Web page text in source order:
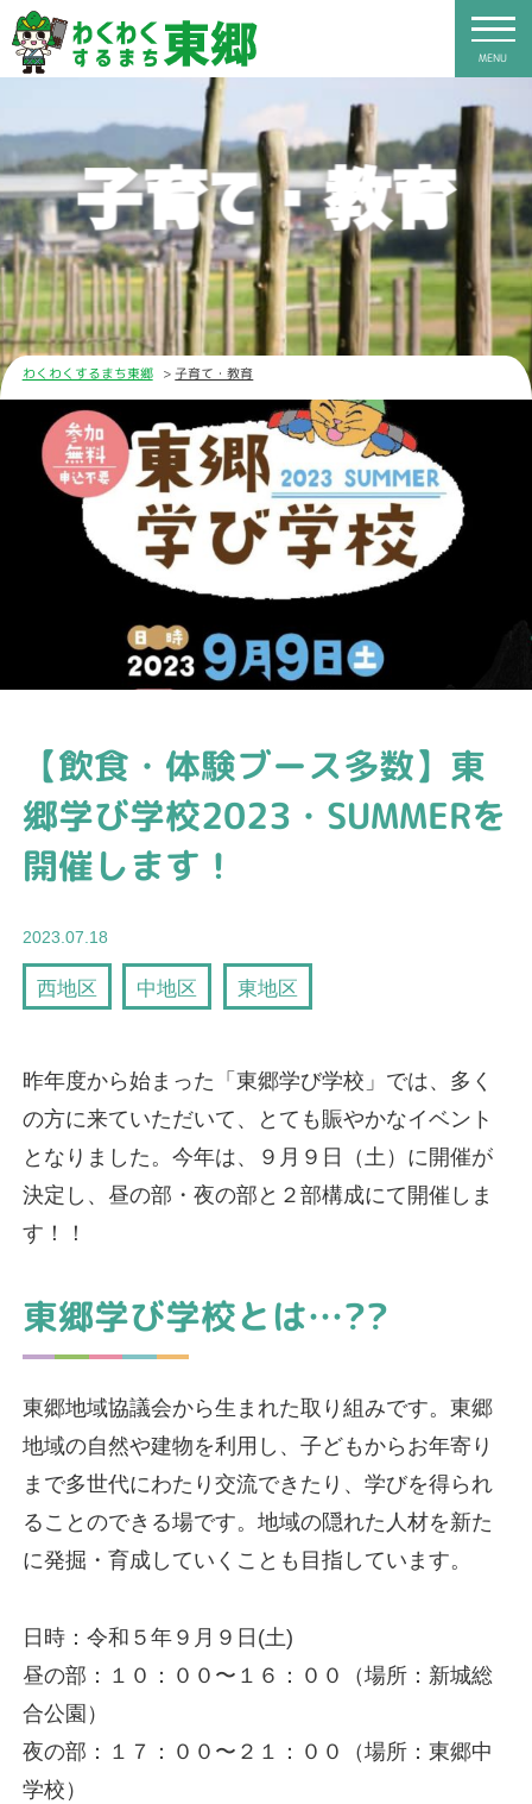
MENU
子育て・教育
わくわくするまち東郷 子育て・教育
【飲食・体験ブース多数】東
郷学び学校2023・SUMMERを
開催します！
2023.07.18
西地区 中地区 東地区
昨年度から始まった「東郷学び学校」では、多く
の方に来ていただいて、とても賑やかなイベント
となりました。今年は、９月９日（土）に開催が
決定し、昼の部・夜の部と２部構成にて開催しま
す！！
東郷学び学校とは…??
東郷地域協議会から生まれた取り組みです。東郷
地域の自然や建物を利用し、子どもからお年寄り
まで多世代にわたり交流できたり、学びを得られ
ることのできる場です。地域の隠れた人材を新た
に発掘・育成していくことも目指しています。
日時：令和５年９月９日(土)
昼の部：１０：００〜１６：００（場所：新城総
合公園）
夜の部：１７：００〜２１：００（場所：東郷中
学校）